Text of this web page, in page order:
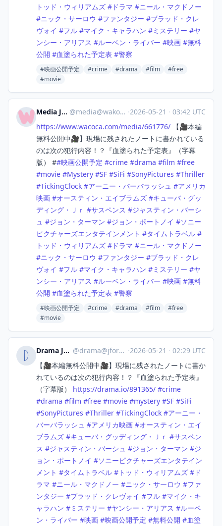
トッド・ウィリアムズ # ドラマ #ニール・マクドノー
#ニック・サーロウ #ファンタジー #ブラッド・クレ
ヴォイ #フル #マイク・キャラハン #ミステリー #ヤ
ンシー・アリアス #ルーベン・ライバー #映画 #無料
公開 #血塗られた予定表 #警察
#映画公開予定 #crime #drama #film
#free
#movie
Media Japan @media@wakoka.com ·2026-05-21 · 03:42 UTC
https://www.wacoca.com/media/661776/ 【🎥本編
無料公開中🎥】現場に残されたノートに書かれている
のは次の犯行内容！？『血塗られた予定表』（字幕
版） ##映画公開予定 #crime #drama #film #free
#movie #Mystery #SF #SiFi #SonyPictures #Thriller
#TickingClock #アーニー・バーバラッシュ #アメリカ
映画 #オースティン・エイブラムズ #キューバ・グッ
ディング・Ｊｒ #サスペンス #ジャスティン・バーシ
ュ #ジョン・ターマン #ジョン・ポートノイ #ソニー
ピクチャーズエンタテインメント #タイムトラベル #
トッド・ウィリアムズ # ドラマ #ニール・マクドノー
#ニック・サーロウ #ファンタジー #ブラッド・クレ
ヴォイ #フル #マイク・キャラハン #ミステリー #ヤ
ンシー・アリアス #ルーベン・ライバー #映画 #無料
公開 #血塗られた予定表 #警察
#映画公開予定 #crime #drama #film
#free
#movie
Drama Japan @drama@jforo.com ·2026-05-21 · 02:29 UTC
【🎥本編無料公開中🎥】現場に残されたノートに書か
れているのは次の犯行内容！？『血塗られた予定表』
（字幕版） https://drama.io/891365/ #crime
#drama #film #free #movie #mystery #SF #SiFi
#SonyPictures #Thriller #TickingClock #アーニー・
バーバラッシュ #アメリカ映画 #オースティン・エイ
ブラムズ #キューバ・グッディング・Ｊｒ #サスペン
ス #ジャスティン・バーシュ #ジョン・ターマン #ジ
ョン・ポートノイ #ソニーピクチャーズエンタテイン
メント #タイムトラベル # トッド・ウィリアムズ # ド
ラマ #ニール・マクドノー #ニック・サーロウ #ファ
ンタジー #ブラッド・クレヴォイ #フル #マイク・キ
ャラハン #ミステリー #ヤンシー・アリアス #ルーベ
ン・ライバー #映画 #映画公開予定 #無料公開 #血塗